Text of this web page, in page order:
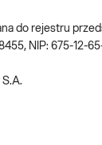
do rejestru
NIP: 675-12-